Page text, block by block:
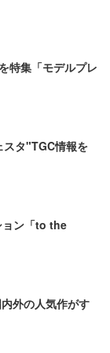
特集「モデルプレ
スタ"TGC情報を
ン「to the
外の人気作がす